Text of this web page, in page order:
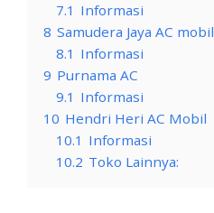
7.1 Informasi
8 Samudera Jaya AC mobil
8.1 Informasi
9 Purnama AC
9.1 Informasi
10 Hendri Heri AC Mobil
10.1 Informasi
10.2 Toko Lainnya: